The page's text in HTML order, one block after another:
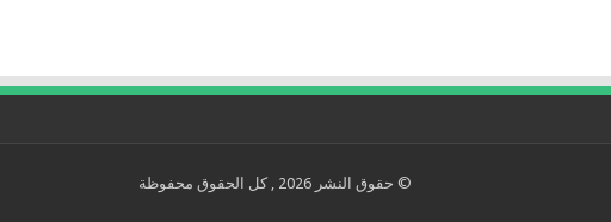
© حقوق النشر 2026 , كل الحقوق محفوظة